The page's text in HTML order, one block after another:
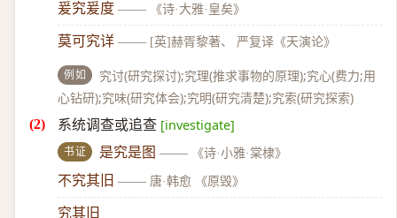
爰究爰度 —— 《诗·大雅·皇矣》
莫可究详 —— [英]赫胥黎著、 严复译《天演论》
例如
究讨(研究探讨);究理(推求事物的原理);究心(费力;用
心钻研);究味(研究体会);究明(研究清楚);究索(研究探索)
系统调查或追查 [investigate]
书证 是究是图 —— 《诗·小雅·棠棣》
不究其旧 —— 唐·韩愈 《原毁》
究其旧